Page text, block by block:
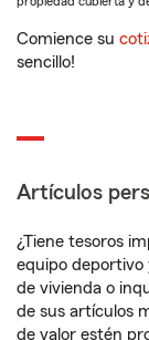
Comience su
sencillo!
Artículos
¿Tiene tesoros
equipo deportivo
de vivienda o
de sus artículos
de valor estén